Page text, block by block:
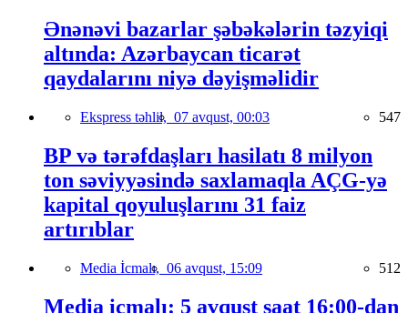
Ənənəvi bazarlar şəbəkələrin təzyiqi
altında: Azərbaycan ticarət
qaydalarını niyə dəyişməlidir
Ekspress təhlil, 07 avqust, 00:03 547
BP və tərəfdaşları hasilatı 8 milyon
ton səviyyəsində saxlamaqla AÇG-yə
kapital qoyuluşlarını 31 faiz
artırıblar
Media İcmalı, 06 avqust, 15:09 512
Media icmalı: 5 avqust saat 16:00-dan